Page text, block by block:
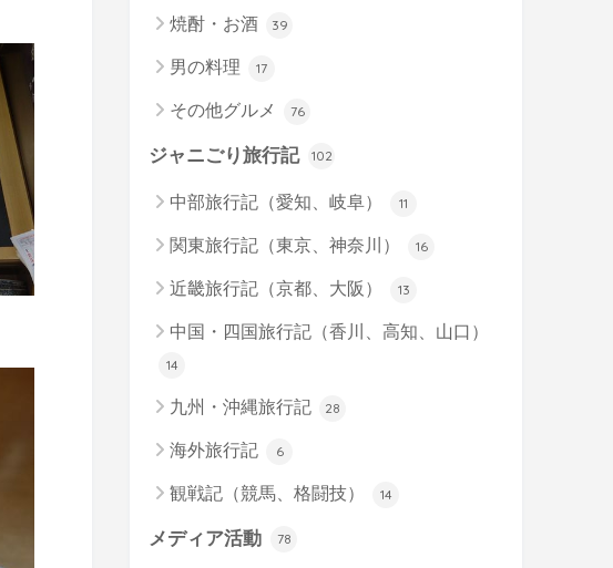
焼酎・お酒 39
男の料理 17
その他グルメ 76
ジャニごり旅行記 102
中部旅行記（愛知、岐阜） 11
関東旅行記（東京、神奈川） 16
近畿旅行記（京都、大阪） 13
中国・四国旅行記（香川、高知、山口）
14
九州・沖縄旅行記 28
海外旅行記 6
観戦記（競馬、格闘技） 14
メディア活動 78